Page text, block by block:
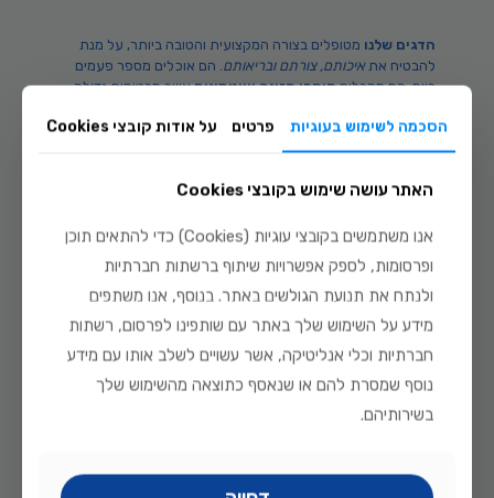
הדגים שלנו מטופלים בצורה המקצועית והטובה ביותר, על מנת
להבטיח אתאיכותם, צורתם ובריאותם. הם אוכלים מספר פעמים
ביום, הם מקבליםתוספי תזונה ווויטמיניםאשר מבטיחים גדילה
מרוצים.
הסכמה לשימוש בעוגיות פרטים על אודות קובצי Cookies
האתר עושה שימוש בקובצי Cookies
אנו משתמשים בקובצי עוגיות (Cookies) כדי להתאים תוכן
ופרסומות, לספק אפשרויות שיתוף ברשתות חברתיות
ולנתח את תנועת הגולשים באתר. בנוסף, אנו משתפים
מידע על השימוש שלך באתר עם שותפינו לפרסום, רשתות
חברתיות וכלי אנליטיקה, אשר עשויים לשלב אותו עם מידע
נוסף שמסרת להם או שנאסף כתוצאה מהשימוש שלך
בשירותיהם.